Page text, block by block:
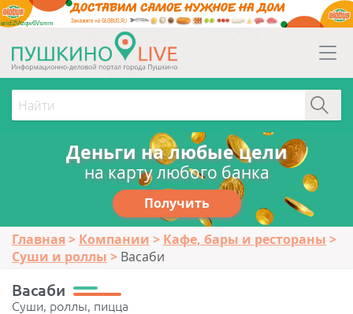
erid:2Vtzqw6Vsmm
Деньги на любые цели
на карту любого банка
Получить
Главная Компании
Кафе, бары и рестораны
Суши и роллы
Васаби
Васаби
Суши, роллы, пицца